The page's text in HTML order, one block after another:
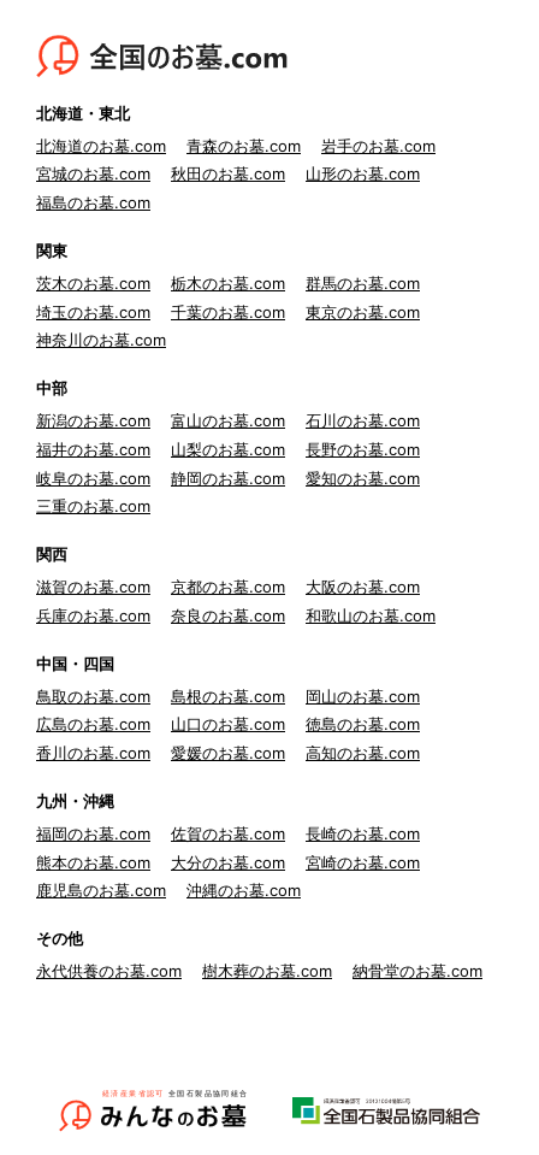
北海道・東北
北海道のお墓.com
青森のお墓.com
岩手のお墓.com
宮城のお墓.com
秋田のお墓.com
山形のお墓.com
福島のお墓.com
関東
茨木のお墓.com
栃木のお墓.com
群馬のお墓.com
埼玉のお墓.com
千葉のお墓.com
東京のお墓.com
神奈川のお墓.com
中部
新潟のお墓.com
富山のお墓.com
石川のお墓.com
福井のお墓.com
山梨のお墓.com
長野のお墓.com
岐阜のお墓.com
静岡のお墓.com
愛知のお墓.com
三重のお墓.com
関西
滋賀のお墓.com
京都のお墓.com
大阪のお墓.com
兵庫のお墓.com
奈良のお墓.com 和歌山のお墓.com
中国・四国
鳥取のお墓.com
島根のお墓.com
岡山のお墓.com
広島のお墓.com
山口のお墓.com
徳島のお墓.com
香川のお墓.com
愛媛のお墓.com 高知のお墓.com
九州・沖縄
福岡のお墓.com
佐賀のお墓.com
長崎のお墓.com
熊本のお墓.com
大分のお墓.com
宮崎のお墓.com
鹿児島のお墓.com
沖縄のお墓.com
その他
永代供養のお墓.com
樹木葬のお墓.com 納骨堂のお墓.com